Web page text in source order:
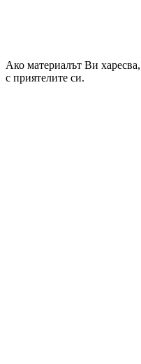
Ако материалът Ви
с приятелите си.